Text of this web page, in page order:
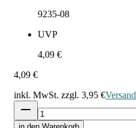
9235-08
UVP
4,09 €
4,09 €
inkl. MwSt. zzgl. 3,95 €Versand